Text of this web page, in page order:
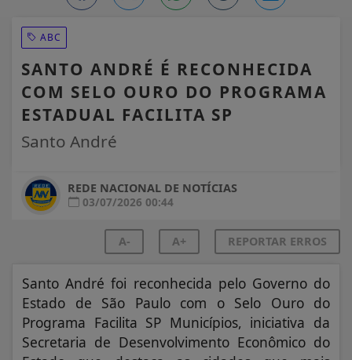
ABC
SANTO ANDRÉ É RECONHECIDA
COM SELO OURO DO PROGRAMA
ESTADUAL FACILITA SP
Santo André
REDE NACIONAL DE NOTÍCIAS
03/07/2026 00:44
A- A+ REPORTAR ERROS
Santo André foi reconhecida pelo Governo do
Estado de São Paulo com o Selo Ouro do
Programa Facilita SP Municípios, iniciativa da
Secretaria de Desenvolvimento Econômico do